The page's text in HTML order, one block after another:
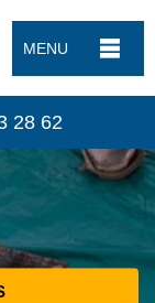
MENU
28 62